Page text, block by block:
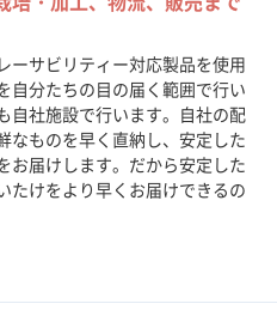
ーサビリティー対応製品を使用
自分たちの目の届く範囲で行い
自社施設で行います。自社の配
なものを早く直納し、安定した
お届けします。だから安定した
たけをより早くお届けできるの